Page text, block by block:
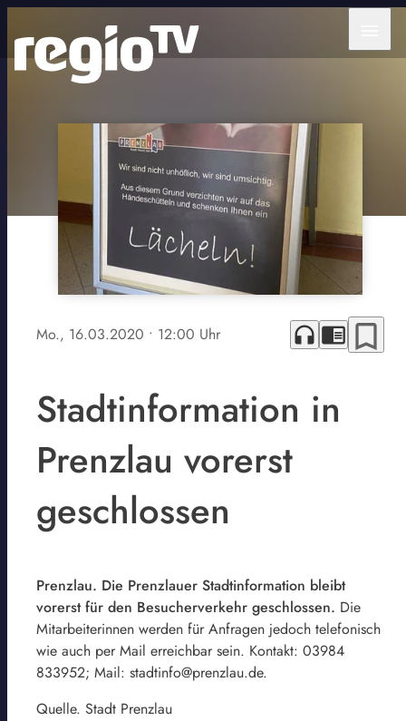
Mo., 16.03.2020 • 12:00 Uhr headphones chrome_reader_mode bookmark_border
Stadtinformation in
Prenzlau vorerst
geschlossen
Prenzlau. Die Prenzlauer Stadtinformation bleibt
vorerst für den Besucherverkehr geschlossen. Die
Mitarbeiterinnen werden für Anfragen jedoch telefonisch
wie auch per Mail erreichbar sein. Kontakt: 03984
833952; Mail: stadtinfo@prenzlau.de.
Quelle. Stadt Prenzlau